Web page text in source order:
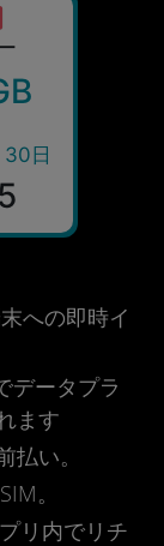
日
への即時イ
データプラ
ます
い。
。
リ内でリチ